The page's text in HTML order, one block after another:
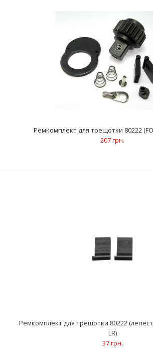
..
Ремкомплект для трещотки 80222
207 грн.
Ремкомплект для трещотки 80222
LR)
37 грн.